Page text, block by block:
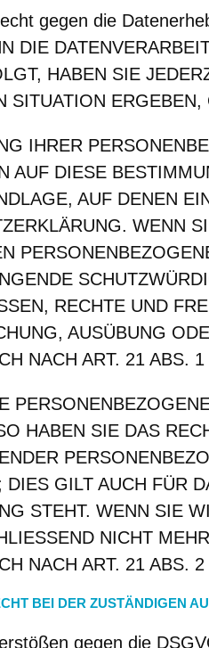
gegen die
DIE
HABEN SIE
SITUATION
IHRER
AUF DIESE
AUF DENEN
WENN
RECHTE UND
AUSÜBUNG
NACH ART. 21 ABS.
HABEN SIE DAS
DIES GILT AUCH FÜR
STEHT. WENN SIE
NICHT
NACH ART. 21 ABS.
BEI DER ZUSTÄNDIGEN
gegen die